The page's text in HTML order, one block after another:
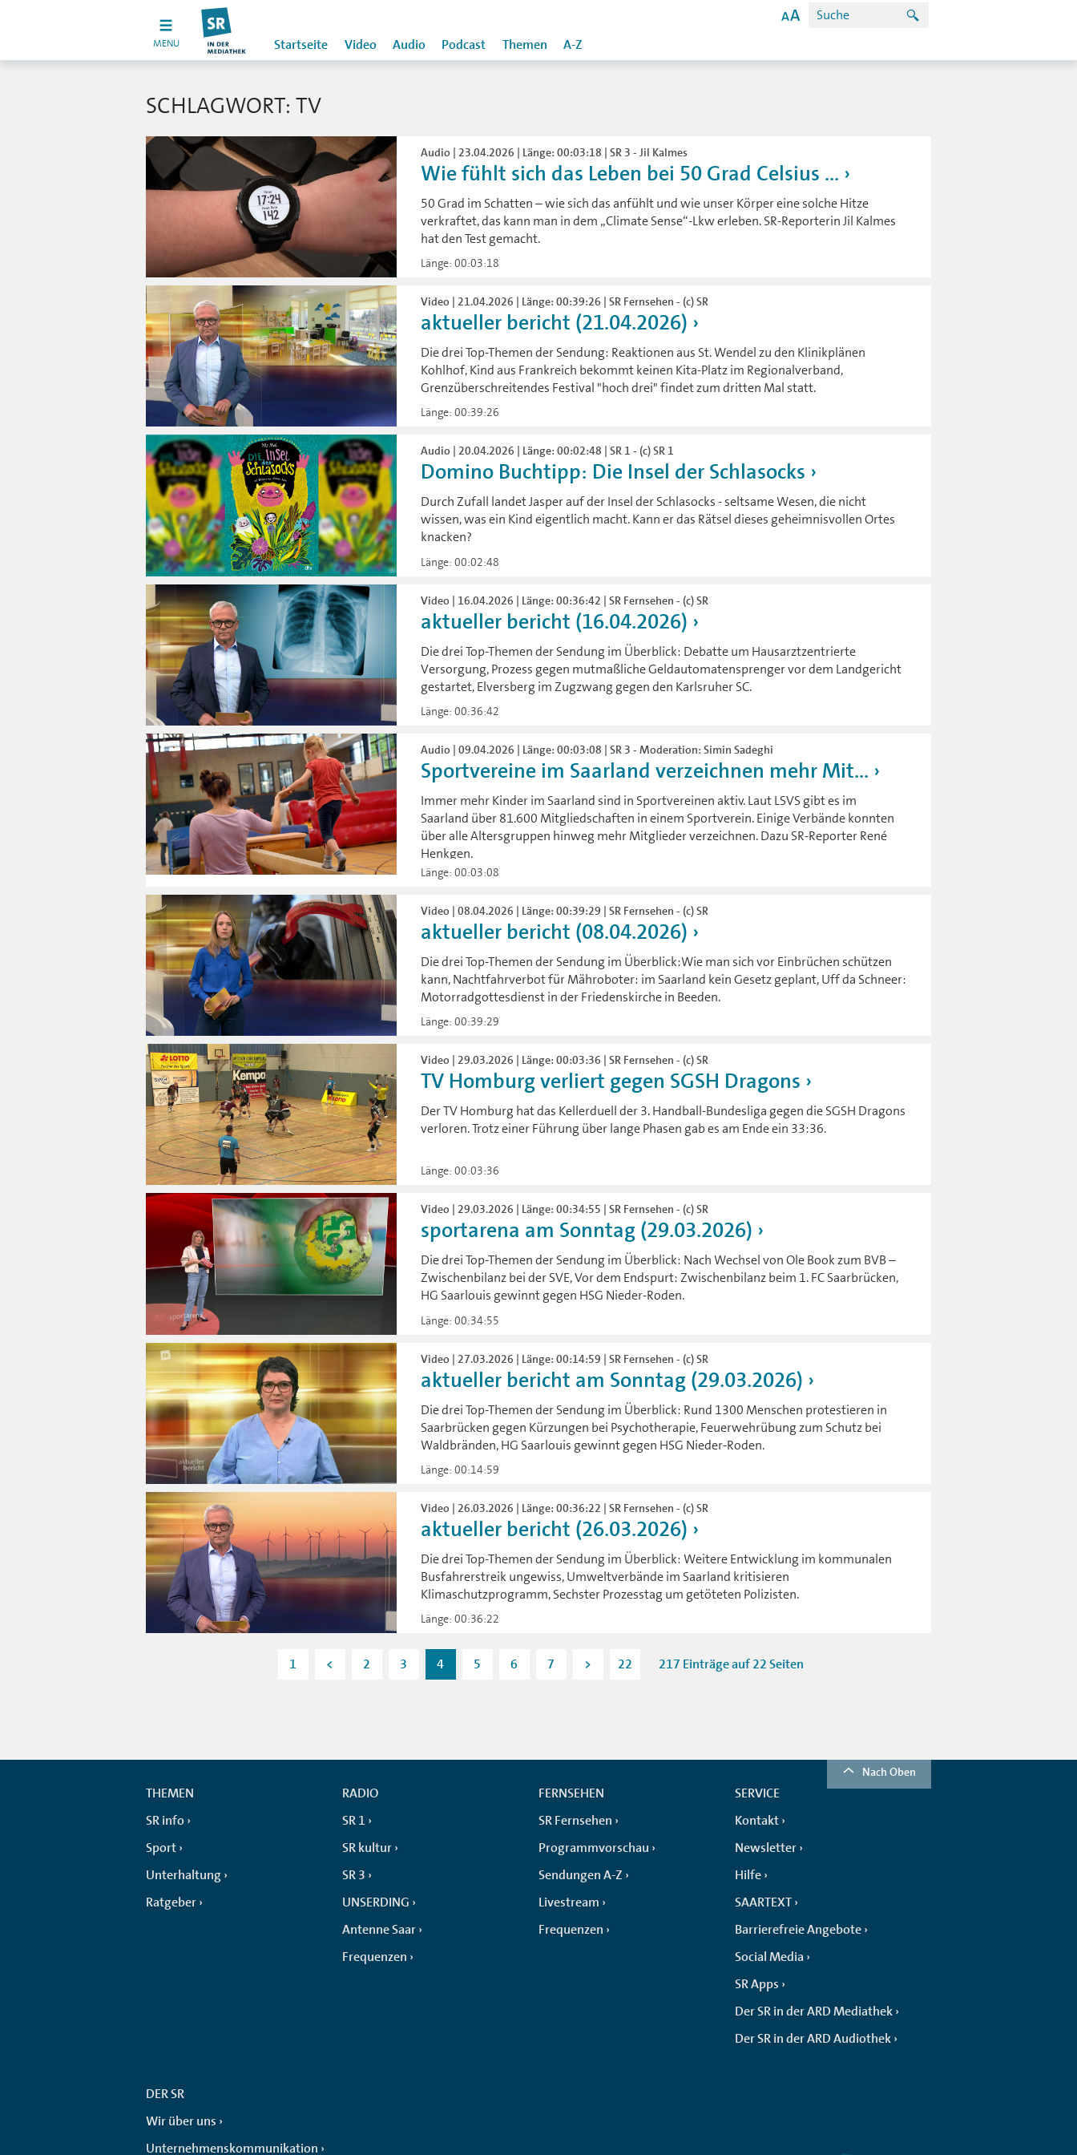
MENU Startseite Video Audio Podcast Themen A-Z
SCHLAGWORT: TV
Audio | 23.04.2026 | Länge: 00:03:18 | SR 3 - Jil Kalmes
Wie fühlt sich das Leben bei 50 Grad Celsius ...
50 Grad im Schatten – wie sich das anfühlt und wie unser Körper eine solche Hitze
verkraftet, das kann man in dem „Climate Sense“-Lkw erleben. SR-Reporterin Jil Kalmes
hat den Test gemacht.
Länge: 00:03:18
Video | 21.04.2026 | Länge: 00:39:26 | SR Fernsehen - (c) SR
aktueller bericht (21.04.2026)
Die drei Top-Themen der Sendung: Reaktionen aus St. Wendel zu den Klinikplänen
Kohlhof, Kind aus Frankreich bekommt keinen Kita-Platz im Regionalverband,
Grenzüberschreitendes Festival "hoch drei" findet zum dritten Mal statt.
Länge: 00:39:26
Audio | 20.04.2026 | Länge: 00:02:48 | SR 1 - (c) SR 1
Domino Buchtipp: Die Insel der Schlasocks
Durch Zufall landet Jasper auf der Insel der Schlasocks - seltsame Wesen, die nicht
wissen, was ein Kind eigentlich macht. Kann er das Rätsel dieses geheimnisvollen Ortes
knacken?
Länge: 00:02:48
Video | 16.04.2026 | Länge: 00:36:42 | SR Fernsehen - (c) SR
aktueller bericht (16.04.2026)
Die drei Top-Themen der Sendung im Überblick: Debatte um Hausarztzentrierte
Versorgung, Prozess gegen mutmaßliche Geldautomatensprenger vor dem Landgericht
gestartet, Elversberg im Zugzwang gegen den Karlsruher SC.
Länge: 00:36:42
Audio | 09.04.2026 | Länge: 00:03:08 | SR 3 - Moderation: Simin Sadeghi
Sportvereine im Saarland verzeichnen mehr Mit...
Immer mehr Kinder im Saarland sind in Sportvereinen aktiv. Laut LSVS gibt es im
Saarland über 81.600 Mitgliedschaften in einem Sportverein. Einige Verbände konnten
über alle Altersgruppen hinweg mehr Mitglieder verzeichnen. Dazu SR-Reporter René
Henkgen.
Länge: 00:03:08
Video | 08.04.2026 | Länge: 00:39:29 | SR Fernsehen - (c) SR
aktueller bericht (08.04.2026)
Die drei Top-Themen der Sendung im Überblick:Wie man sich vor Einbrüchen schützen
kann, Nachtfahrverbot für Mähroboter: im Saarland kein Gesetz geplant, Uff da Schneer:
Motorradgottesdienst in der Friedenskirche in Beeden.
Länge: 00:39:29
Video | 29.03.2026 | Länge: 00:03:36 | SR Fernsehen - (c) SR
TV Homburg verliert gegen SGSH Dragons
Der TV Homburg hat das Kellerduell der 3. Handball-Bundesliga gegen die SGSH Dragons
verloren. Trotz einer Führung über lange Phasen gab es am Ende ein 33:36.
Länge: 00:03:36
Video | 29.03.2026 | Länge: 00:34:55 | SR Fernsehen - (c) SR
sportarena am Sonntag (29.03.2026)
Die drei Top-Themen der Sendung im Überblick: Nach Wechsel von Ole Book zum BVB –
Zwischenbilanz bei der SVE, Vor dem Endspurt: Zwischenbilanz beim 1. FC Saarbrücken,
HG Saarlouis gewinnt gegen HSG Nieder-Roden.
Länge: 00:34:55
Video | 27.03.2026 | Länge: 00:14:59 | SR Fernsehen - (c) SR
aktueller bericht am Sonntag (29.03.2026)
Die drei Top-Themen der Sendung im Überblick: Rund 1300 Menschen protestieren in
Saarbrücken gegen Kürzungen bei Psychotherapie, Feuerwehrübung zum Schutz bei
Waldbränden, HG Saarlouis gewinnt gegen HSG Nieder-Roden.
Länge: 00:14:59
Video | 26.03.2026 | Länge: 00:36:22 | SR Fernsehen - (c) SR
aktueller bericht (26.03.2026)
Die drei Top-Themen der Sendung im Überblick: Weitere Entwicklung im kommunalen
Busfahrerstreik ungewiss, Umweltverbände im Saarland kritisieren
Klimaschutzprogramm, Sechster Prozesstag um getöteten Polizisten.
Länge: 00:36:22
1 < 2 3 4 5 6 7 > 22 217 Einträge auf 22 Seiten
Nach Oben
THEMEN
SR info
Sport
Unterhaltung
Ratgeber
RADIO
SR 1
SR kultur
SR 3
UNSERDING
Antenne Saar
Frequenzen
FERNSEHEN
SR Fernsehen
Programmvorschau
Sendungen A-Z
Livestream
Frequenzen
SERVICE
Kontakt
Newsletter
Hilfe
SAARTEXT
Barrierefreie Angebote
Social Media
SR Apps
Der SR in der ARD Mediathek
Der SR in der ARD Audiothek
DER SR
Wir über uns
Unternehmenskommunikation